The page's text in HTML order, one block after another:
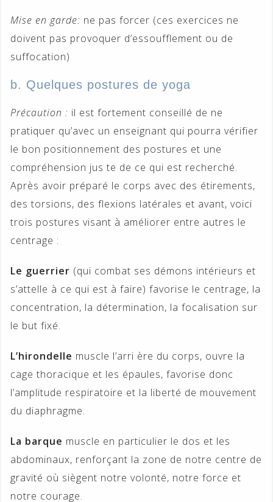
Mise en garde: ne pas forcer (ces exercices ne
doivent pas provoquer d’essoufflement ou de
suffocation)
b. Quelques postures de yoga
Précaution : il est fortement conseillé de ne
pratiquer qu’avec un enseignant qui pourra vérifier
le bon positionnement des postures et une
compréhension jus te de ce qui est recherché.
Après avoir préparé le corps avec des étirements,
des torsions, des flexions latérales et avant, voici
trois postures visant à améliorer entre autres le
centrage :
Le guerrier (qui combat ses démons intérieurs et
s’attelle à ce qui est à faire) favorise le centrage, la
concentration, la détermination, la focalisation sur
le but fixé.
L’hirondelle muscle l’arri ère du corps, ouvre la
cage thoracique et les épaules, favorise donc
l’amplitude respiratoire et la liberté de mouvement
du diaphragme.
La barque muscle en particulier le dos et les
abdominaux, renforçant la zone de notre centre de
gravité où siègent notre volonté, notre force et
notre courage.